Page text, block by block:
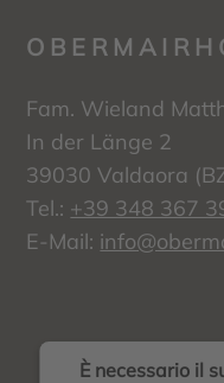
Fam. Wieland
In der Länge 2
39030 Valdaora
Tel.: +39 348 367
E-Mail:
È necessario il